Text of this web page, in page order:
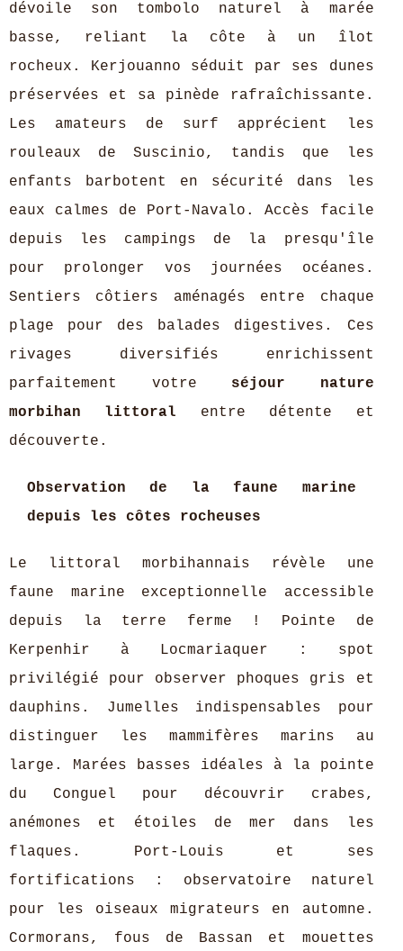
dévoile son tombolo naturel à marée
basse, reliant la côte à un îlot
rocheux. Kerjouanno séduit par ses dunes
préservées et sa pinède rafraîchissante.
Les amateurs de surf apprécient les
rouleaux de Suscinio, tandis que les
enfants barbotent en sécurité dans les
eaux calmes de Port-Navalo. Accès facile
depuis les campings de la presqu'île
pour prolonger vos journées océanes.
Sentiers côtiers aménagés entre chaque
plage pour des balades digestives. Ces
rivages diversifiés enrichissent
parfaitement votre séjour nature
morbihan littoral entre détente et
découverte.
Observation de la faune marine
depuis les côtes rocheuses
Le littoral morbihannais révèle une
faune marine exceptionnelle accessible
depuis la terre ferme ! Pointe de
Kerpenhir à Locmariaquer : spot
privilégié pour observer phoques gris et
dauphins. Jumelles indispensables pour
distinguer les mammifères marins au
large. Marées basses idéales à la pointe
du Conguel pour découvrir crabes,
anémones et étoiles de mer dans les
flaques. Port-Louis et ses
fortifications : observatoire naturel
pour les oiseaux migrateurs en automne.
Cormorans, fous de Bassan et mouettes